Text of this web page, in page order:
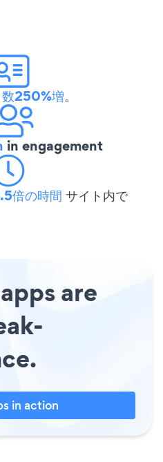
数250%増。
in engagement
倍の時間 サイト内で
are
in action